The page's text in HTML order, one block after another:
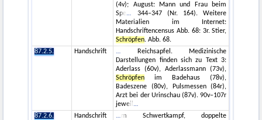
(4v); August: Mann und Frau beim
Spe
344–347 (Nr. 164). Weitere
Materialien im Internet:
Handschriftencensus Abb. 68: 3r. Stier,
Schröpfen. Abb. 68.
87.2.5.
Handschrift
Reichsapfel. Medizinische
Darstellungen finden sich zu Text 3:
Aderlass (60v), Aderlassmann (73v),
Schröpfen im Badehaus (78v),
Badeszene (80v), Pulsmessen (84r),
Arzt bei der Urinschau (87v). 90v–107r
jeweil
87.2.6.
Handschrift
m Schwertkampf, doppelte